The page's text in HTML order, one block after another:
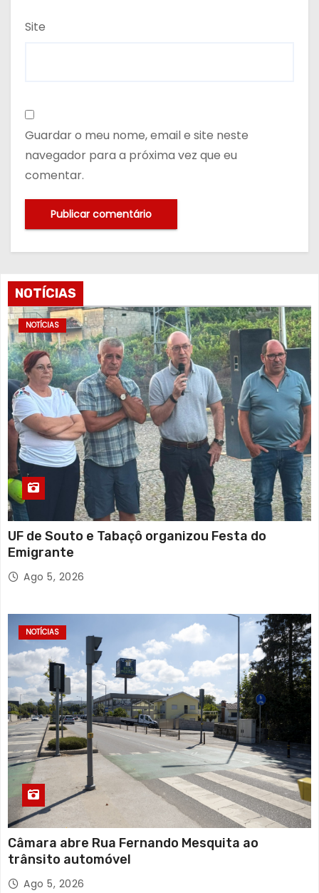
Site
Guardar o meu nome, email e site neste
navegador para a próxima vez que eu
comentar.
NOTÍCIAS
NOTÍCIAS
UF de Souto e Tabaçô organizou Festa do
Emigrante
Ago 5, 2026
NOTÍCIAS
Câmara abre Rua Fernando Mesquita ao
trânsito automóvel
Ago 5, 2026